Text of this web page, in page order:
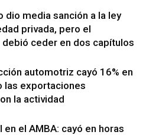
dio media sanción a la ley
privada, pero el
debió ceder en dos capítulos
automotriz cayó 16% en
las exportaciones
la actividad
en el AMBA: cayó en horas